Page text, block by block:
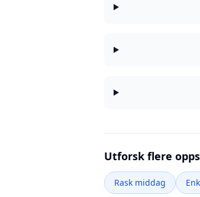
Utforsk flere
Rask middag